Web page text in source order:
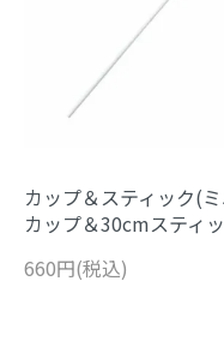
カップ＆スティック(
カップ＆30cmスティ
660円(税込)